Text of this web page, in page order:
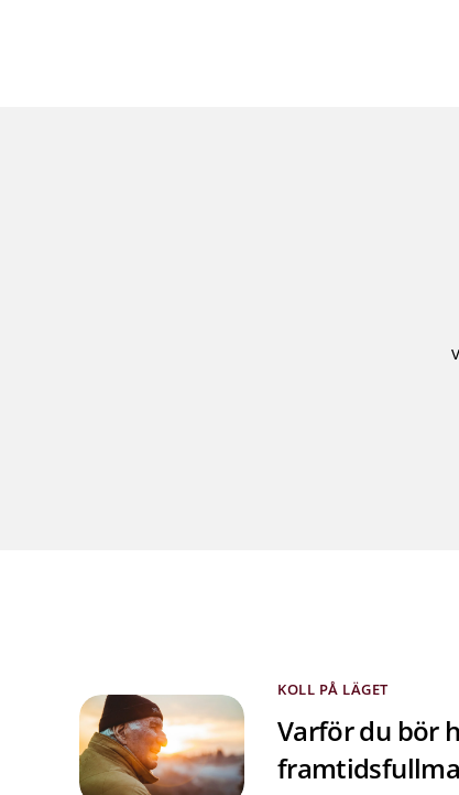
KOLL PÅ LÄGET
Varför du bör